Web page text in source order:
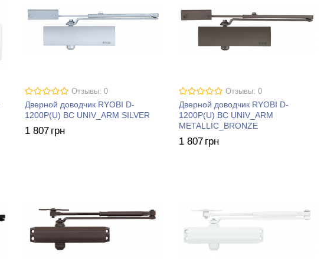
Отзывы: 0
Дверной доводчик RYOBI D-
1200P(U) BC UNIV_ARM SILVER
1 807 грн
Отзывы: 0
Дверной доводчик RYOBI D-
1200P(U) BC UNIV_ARM
METALLIC_BRONZE
1 807 грн